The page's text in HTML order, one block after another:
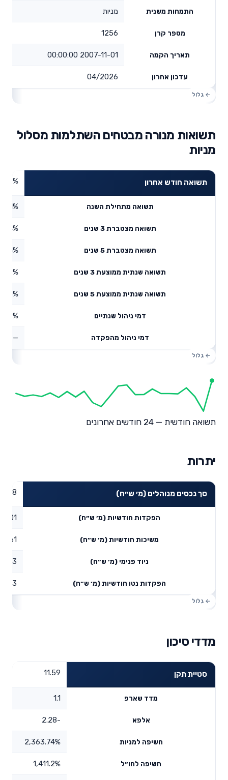
התמחות משנית מניות
מספר קרן 1256
תאריך הקמה 2007-11-01 00:00:00
עדכון אחרון 04/2026
תשואות מנורה מבטחים השתלמות מסלול
מניות
תשואה חודש אחרון
תשואה מתחילת השנה
תשואה מצטברת 3 שנים
תשואה מצטברת 5 שנים
תשואה שנתית ממוצעת 3 שנים
תשואה שנתית ממוצעת 5 שנים
דמי ניהול שנתיים
דמי ניהול מהפקדה —
תשואה חודשית — 24 חודשים אחרונים
יתרות
סך נכסים מנוהלים (מ׳ ש״ח)
הפקדות חודשיות (מ׳ ש״ח)
משיכות חודשיות (מ׳ ש״ח) 4.61
ניוד פנימי (מ׳ ש״ח)
הפקדות נטו חודשיות (מ׳ ש״ח)
מדדי סיכון
סטיית תקן 11.59
מדד שארפ 1.1
אלפא -2.28
חשיפה למניות 2,363.74%
חשיפה לחו״ל 1,411.2%